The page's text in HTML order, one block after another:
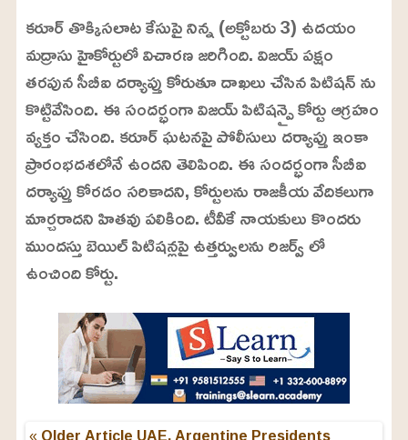
కరూర్ తొక్కిసలాట కేసుపై నిన్న (అక్టోబరు 3) ఉదయం
మద్రాసు హైకోర్టులో విచారణ జరిగింది. విజయ్ పక్షం
తరపున సీబీఐ దర్యాప్తు కోరుతూ దాఖలు చేసిన పిటిషన్ ను
కొట్టివేసింది. ఈ సందర్భంగా విజయ్ పిటిషన్పై కోర్టు ఆగ్రహం
వ్యక్తం చేసింది. కరూర్ ఘటనపై పోలీసులు దర్యాప్తు ఇంకా
ప్రారంభదశలోనే ఉందని తెలిపింది. ఈ సందర్భంగా సీబీఐ
దర్యాప్తు కోరడం సరికాదని, కోర్టులను రాజకీయ వేదికలుగా
మార్చరాదని హితవు పలికింది. టీవీకే నాయకులు కొందరు
ముందస్తు బెయిల్ పిటిషన్లపై ఉత్తర్వులను రిజర్వ్ లో
ఉంచింది కోర్టు.